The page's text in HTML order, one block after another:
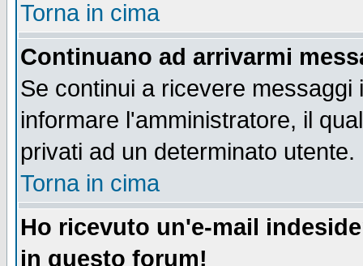
Torna in cima
Continuano ad arrivarmi
Se continui a ricevere
informare l'amministratore, il
privati ad un determinato utente.
Torna in cima
Ho ricevuto un'e-mail
in questo forum!